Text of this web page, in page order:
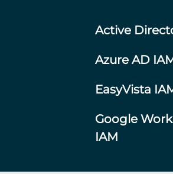
Active
Azure AD
EasyVista
Google
IAM